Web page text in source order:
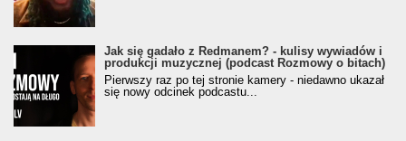
Jak się gadało z Redmanem? - kulisy wywiadów i
produkcji muzycznej (podcast Rozmowy o bitach)
Pierwszy raz po tej stronie kamery - niedawno ukazał
się nowy odcinek podcastu...